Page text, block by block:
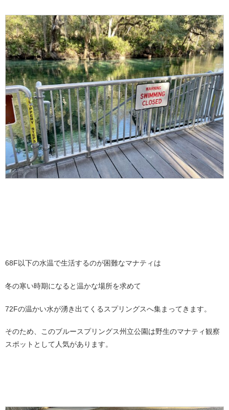
68F以下の水温で生活するのが困難なマナティは
冬の寒い時期になると温かな場所を求めて
72Fの温かい水が湧き出てくるスプリングスへ集まってきます。
そのため、このブルースプリングス州立公園は野生のマナティ観察
スポットとして人気があります。